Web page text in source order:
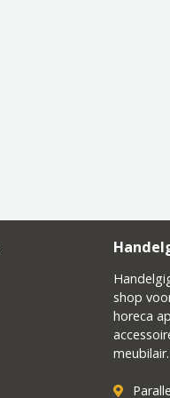
shop
horeca
meubilair.